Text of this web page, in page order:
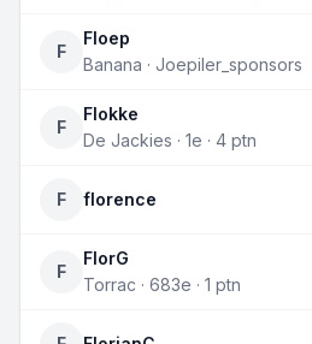
F
Floep
Banana · Joepiler_sponsors
F
Flokke
De Jackies · 1e · 4 ptn
F florence
F
FlorG
Torrac · 683e · 1 ptn